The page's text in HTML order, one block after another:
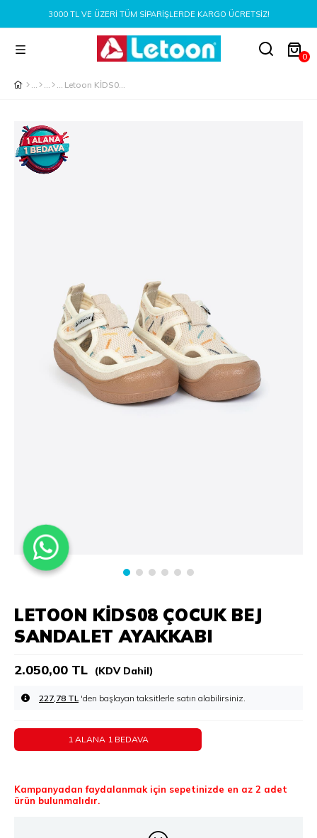
3000 TL VE ÜZERI TÜM SIPARIŞLERDE KARGO ÜCRETSIZ!
0
Letoon KİDS08 Çocuk Bej Sandalet Ayakkabı
LETOON KİDS08 ÇOCUK BEJ
SANDALET AYAKKABI
2.050,00 TL (KDV Dahil)
227,78 TL 'den başlayan taksitlerle
1 ALANA 1 BEDAVA
Kampanyadan faydalanmak için sepetinizde en az 2 adet
ürün bulunmalıdır.